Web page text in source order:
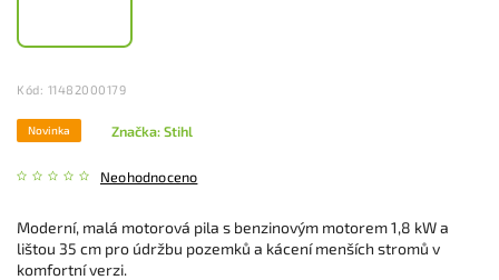
Kód: 11482000179
Novinka
Neohodnoceno
Značka:Stihl
Moderní, malá motorová pila s benzinovým motorem 1,8 kW a
lištou 35 cm pro údržbu pozemků a kácení menších stromů v
komfortní verzi.